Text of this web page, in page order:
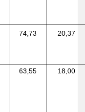
74,73 20,37
63,55 18,00